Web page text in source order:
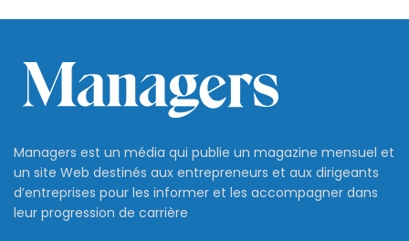
Managers est un média qui publie un magazine mensuel et
un site Web destinés aux entrepreneurs et aux dirigeants
d’entreprises pour les informer et les accompagner dans
leur progression de carrière